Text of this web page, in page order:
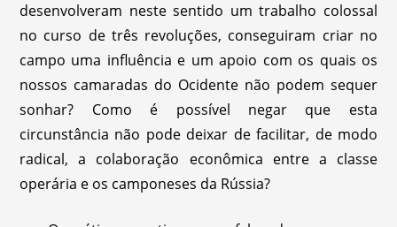
desenvolveram neste sentido um trabalho colossal
no curso de três revoluções, conseguiram criar no
campo uma influência e um apoio com os quais os
nossos camaradas do Ocidente não podem sequer
sonhar? Como é possível negar que esta
circunstância não pode deixar de facilitar, de modo
radical, a colaboração econômica entre a classe
operária e os camponeses da Rússia?